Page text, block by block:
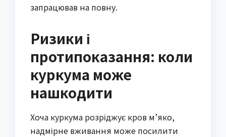
запрацював на повну.
Ризики і
протипоказання: коли
куркума може
нашкодити
Хоча куркума розріджує кров м’яко,
надмірне вживання може посилити